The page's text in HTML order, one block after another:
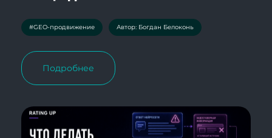
#GEO-продвижение Автор: Богдан Белоконь
Подробнее